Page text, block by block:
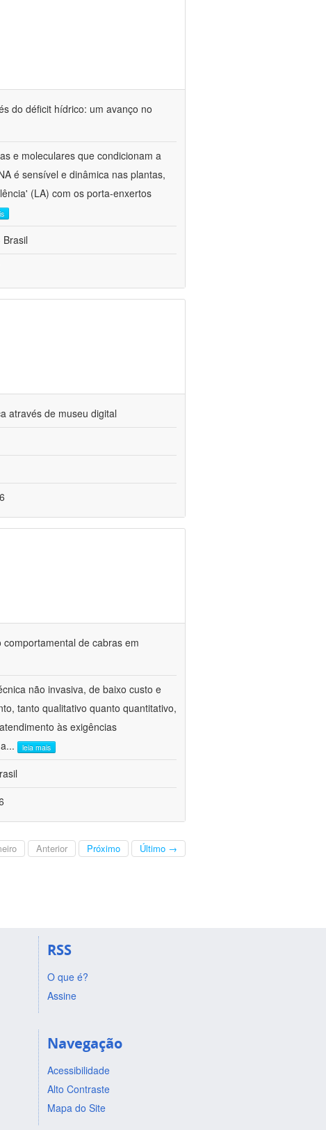
do déficit hídrico: um avanço no
e moleculares que condicionam a
é sensível e dinâmica nas plantas,
(LA) com os porta-enxertos
através de museu digital
de cabras em
não invasiva, de baixo custo e
tanto qualitativo quanto quantitativo,
às exigências
... leia mais
Anterior Próximo Último →
RSS
O que é?
Assine
Navegação
Acessibilidade
Alto Contraste
Mapa do Site